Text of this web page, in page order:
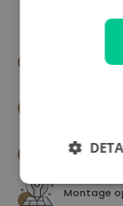
ISO 9001
Montage